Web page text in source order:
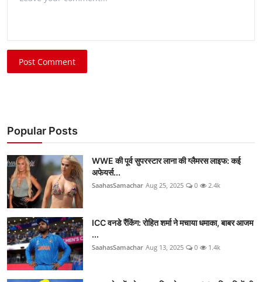
Post Comment
Popular Posts
WWE की पूर्व सुपरस्टार लाना की ग्लैमरस लाइफ: कई
अफेयर्स...
SaahasSamachar Aug 25, 2025 0 2.4k
ICC वनडे रैंकिंग: रोहित शर्मा ने मचाया धमाका, बाबर आजम
...
SaahasSamachar Aug 13, 2025 0 1.4k